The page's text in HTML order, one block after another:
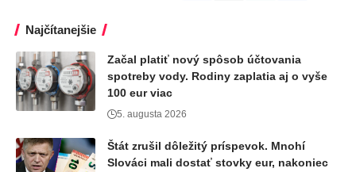
Najčítanejšie
Začal platiť nový spôsob účtovania
spotreby vody. Rodiny zaplatia aj o vyše
100 eur viac
5. augusta 2026
Štát zrušil dôležitý príspevok. Mnohí
Slováci mali dostať stovky eur, nakoniec